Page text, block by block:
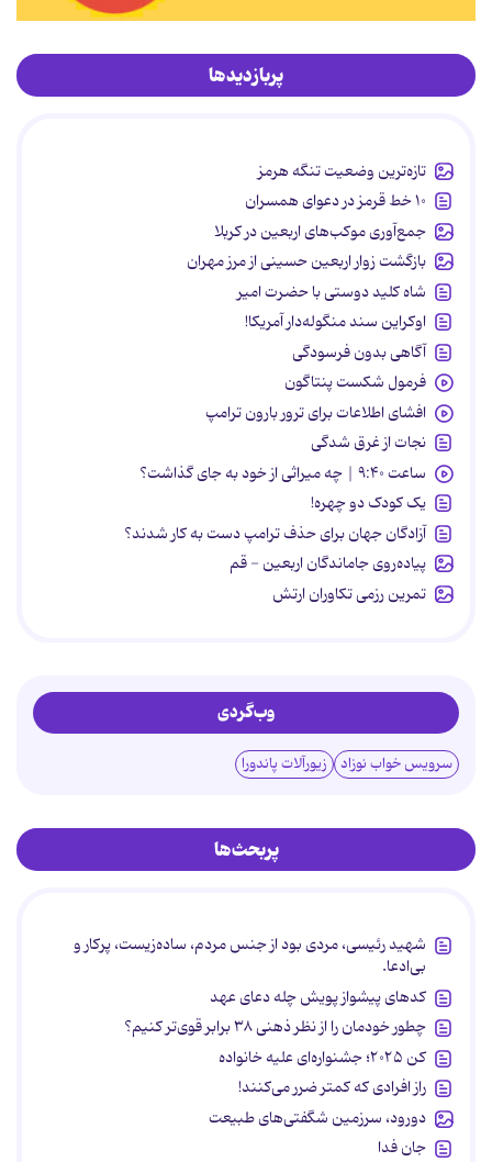
پربازدیدها
تازه‌ترین وضعیت تنگه هرمز
۱۰ خط قرمز در دعوای همسران
جمع‌آوری موکب‌های اربعین در کربلا
بازگشت زوار اربعین حسینی از مرز مهران
شاه کلید دوستی با حضرت امیر
اوکراین سند منگوله‌دار آمریکا!
آگاهی بدون فرسودگی
فرمول شکست پنتاگون
افشای اطلاعات برای ترور بارون ترامپ
نجات از غرق شدگی
ساعت ۹:۴۰ | چه میراثی از خود به جای گذاشت؟
یک کودک دو چهره!
آزادگان جهان برای حذف ترامپ دست به کار شدند؟
پیاده‌روی جاماندگان اربعین - قم
تمرین رزمی تکاوران ارتش
وب‌گردی
سرویس خواب نوزاد زیورآلات پاندورا
پربحث‌ها
شهید رئیسی، مردی بود از جنس مردم، ساده‌زیست، پرکار و
بی‌ادعا.
کدهای پیشواز پویش چله دعای عهد
چطور خودمان را از نظر ذهنی ۳۸ برابر قوی‌تر کنیم؟
کن ۲۰۲۵؛ جشنواره‌ای علیه خانواده
راز افرادی که کمتر ضرر می‌کنند!
دورود، سرزمین شگفتی‌های طبیعت
جان فدا